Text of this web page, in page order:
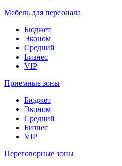
Мебель для персонала
Бюджет
Эконом
Средний
Бизнес
VIP
Приемные зоны
Бюджет
Эконом
Средний
Бизнес
VIP
Переговорные зоны